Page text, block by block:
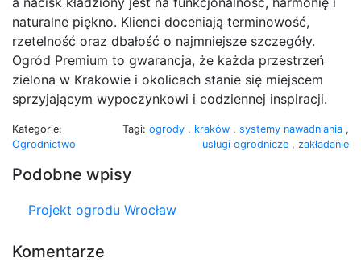
naturalne piękno. Klienci doceniają terminowość,
rzetelność oraz dbałość o najmniejsze szczegóły.
Ogród Premium to gwarancja, że każda przestrzeń
zielona w Krakowie i okolicach stanie się miejscem
sprzyjającym wypoczynkowi i codziennej inspiracji.
Kategorie:
Ogrodnictwo
Tagi: ogrody , kraków , systemy nawadniania ,
usługi ogrodnicze , zakładanie
Podobne wpisy
Projekt ogrodu Wrocław
Komentarze